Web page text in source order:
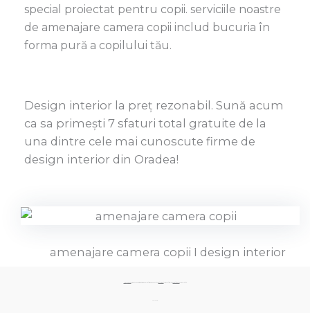
special proiectat pentru copii. serviciile noastre
de amenajare camera copii includ bucuria în
forma pură a copilului tău.
Design interior la preț rezonabil. Sună acum
ca sa primești 7 sfaturi total gratuite de la
una dintre cele mai cunoscute firme de
design interior din Oradea!
amenajare camera copii I design interior